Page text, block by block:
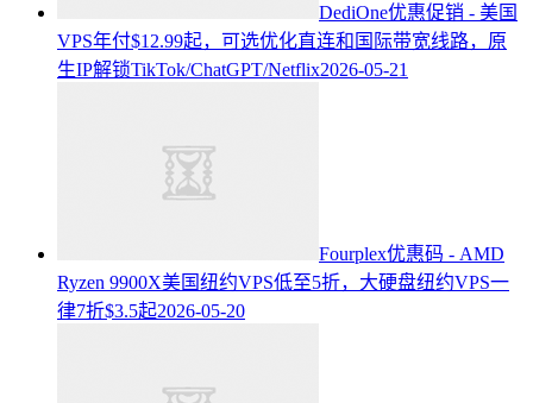
DediOne优惠促销 - 美国
VPS年付$12.99起，可选优化直连和国际带宽线路，原
生IP解锁TikTok/ChatGPT/Netflix2026-05-21
Fourplex优惠码 - AMD
Ryzen 9900X美国纽约VPS低至5折，大硬盘纽约VPS一
律7折$3.5起2026-05-20